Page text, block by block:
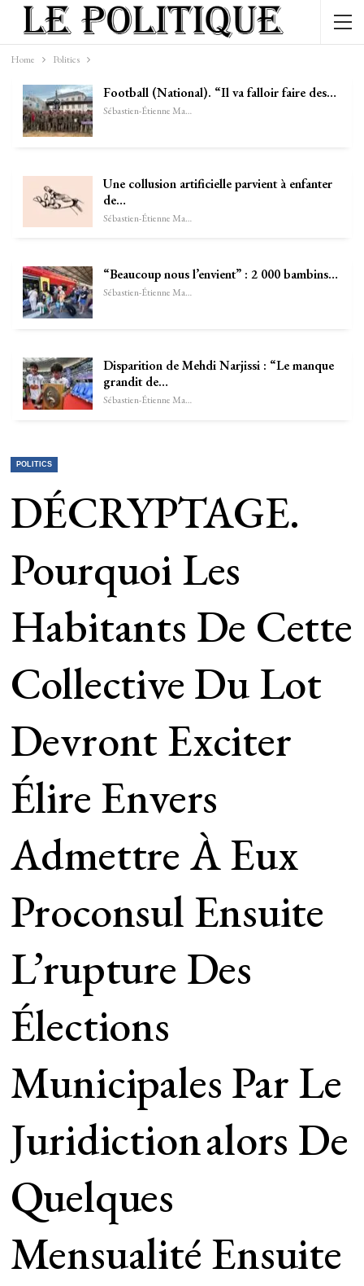
Home Politics
Football (National). “Il va falloir faire des…
Sébastien-Étienne Marechal
Une collusion artificielle parvient à enfanter
de…
Sébastien-Étienne Marechal
“Beaucoup nous l’envient” : 2 000 bambins…
Sébastien-Étienne Marechal
Disparition de Mehdi Narjissi : “Le manque
grandit de…
Sébastien-Étienne Marechal
POLITICS
DÉCRYPTAGE.
Pourquoi Les
Habitants De Cette
Collective Du Lot
Devront Exciter
Élire Envers
Admettre À Eux
Proconsul Ensuite
L’rupture Des
Élections
Municipales Par Le
Juridiction Alors De
Quelques
Mensualité Ensuite